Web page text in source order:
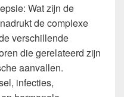
Wat zijn de
de complexe
verschillende
die gerelateerd zijn
aanvallen.
infecties,